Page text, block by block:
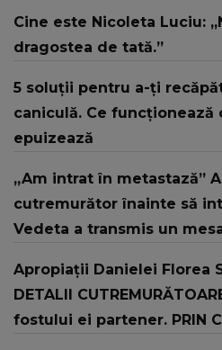
Cine este Nicoleta Luciu:
dragostea de tată.”
5 soluții pentru a-ți
caniculă. Ce funcționează
epuizează
„Am intrat în metastază”
cutremurător înainte să
Vedeta a transmis un
Apropiații Danielei Florea
DETALII
fostului ei partener. PRIN